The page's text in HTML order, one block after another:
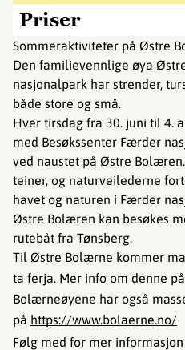
Priser
Sommeraktiviteter på Østre
Den familievennlige øya
nasjonalpark har strender,
både store og små.
Hver tirsdag fra 30. juni til 4.
med Besøkssenter Færder
ved naustet på Østre
teiner, og naturveilederne
havet og naturen i Færder
Østre Bolæren kan besøkes
rutebåt fra Tønsberg.
Til Østre Bolærne kommer
ta ferja. Mer info om denne på
Bolærneøyene har også
på https://www.bolaerne.no/
Følg med for mer informasjon